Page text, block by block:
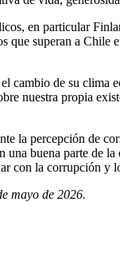
en particular
que superan a
de su clima
nuestra propia
la percepción de
buena parte de
con la corrupción y
mayo de 2026.